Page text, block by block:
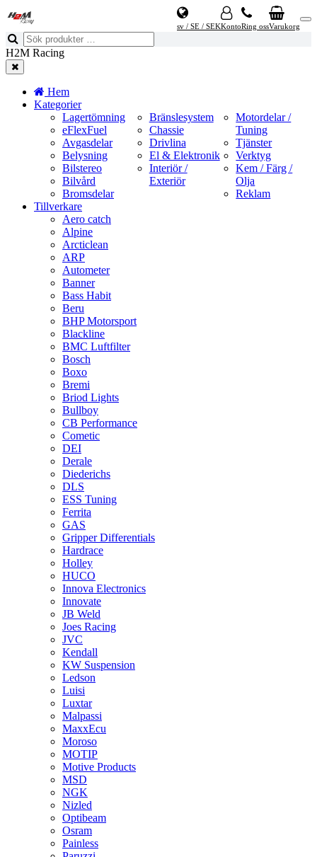
sv / SE / SEKKontoRing ossVarukorg
H2M Racing
Hem
Kategorier
Lagertömning
eFlexFuel
Avgasdelar
Belysning
Bilstereo
Bilvård
Bromsdelar
Bränslesystem
Chassie
Drivlina
El & Elektronik
Interiör /
Exteriör
Motordelar /
Tuning
Tjänster
Verktyg
Kem / Färg /
Olja
Reklam
Tillverkare
Aero catch
Alpine
Arcticlean
ARP
Autometer
Banner
Bass Habit
Beru
BHP Motorsport
Blackline
BMC Luftfilter
Bosch
Boxo
Bremi
Briod Lights
Bullboy
CB Performance
Cometic
DEI
Derale
Diederichs
DLS
ESS Tuning
Ferrita
GAS
Gripper Differentials
Hardrace
Holley
HUCO
Innova Electronics
Innovate
JB Weld
Joes Racing
JVC
Kendall
KW Suspension
Ledson
Luisi
Luxtar
Malpassi
MaxxEcu
Moroso
MOTIP
Motive Products
MSD
NGK
Nizled
Optibeam
Osram
Painless